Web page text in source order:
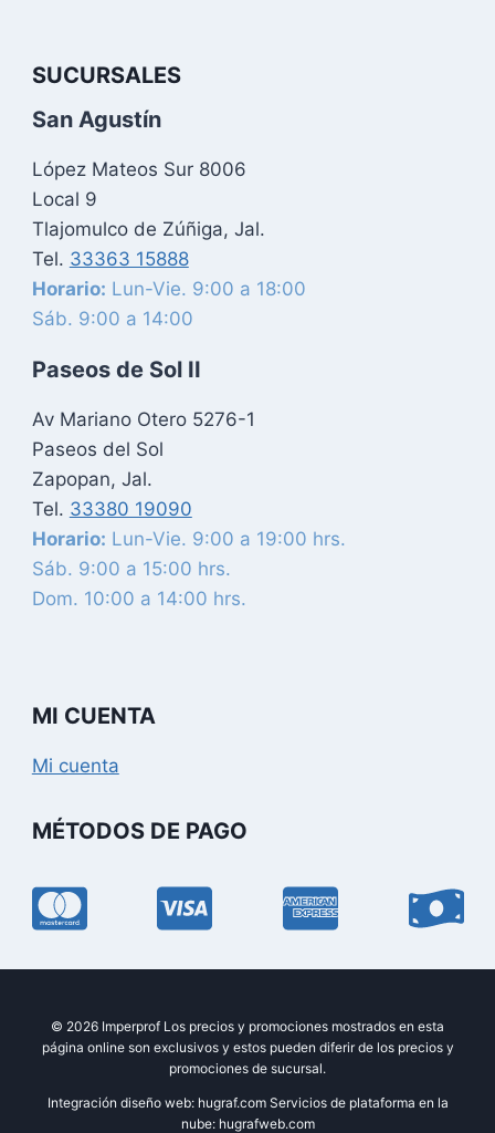
SUCURSALES
San Agustín
López Mateos Sur 8006
Local 9
Tlajomulco de Zúñiga, Jal.
Tel. 33363 15888
Horario: Lun-Vie. 9:00 a 18:00
Sáb. 9:00 a 14:00
Paseos de Sol II
Av Mariano Otero 5276-1
Paseos del Sol
Zapopan, Jal.
Tel. 33380 19090
Horario: Lun-Vie. 9:00 a 19:00 hrs.
Sáb. 9:00 a 15:00 hrs.
Dom. 10:00 a 14:00 hrs.
MI CUENTA
Mi cuenta
MÉTODOS DE PAGO
© 2026 Imperprof Los precios y promociones mostrados en esta
página online son exclusivos y estos pueden diferir de los precios y
promociones de sucursal.
Integración diseño web: hugraf.com Servicios de plataforma en la
nube: hugrafweb.com